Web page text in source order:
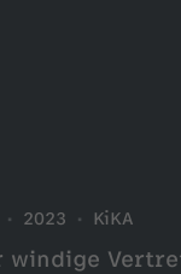
2023 KiKA